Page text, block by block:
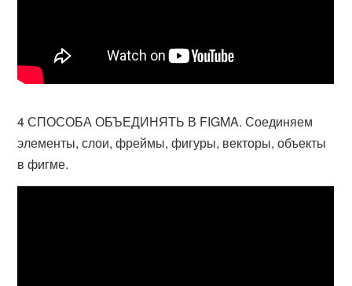
4 СПОСОБА ОБЪЕДИНЯТЬ В FIGMA. Соединяем
элементы, слои, фреймы, фигуры, векторы, объекты
в фигме.